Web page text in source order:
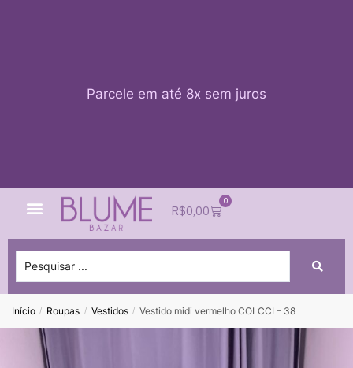
Parcele em até 8x sem juros
R$0,00
0
Início / Roupas / Vestidos / Vestido midi vermelho COLCCI – 38